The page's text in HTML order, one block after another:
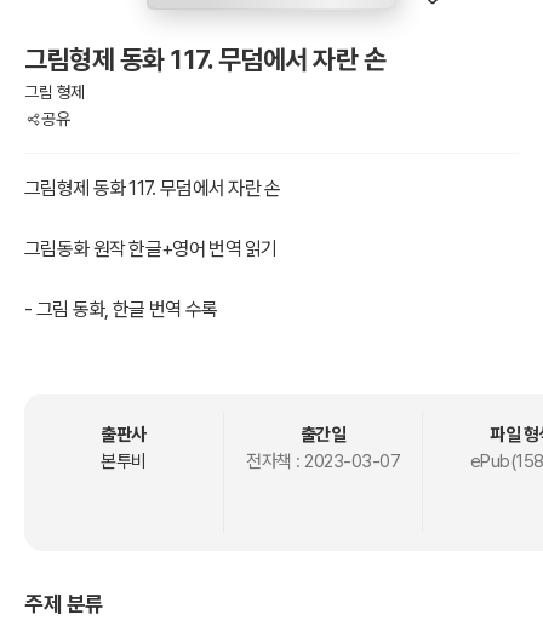
그림형제 동화 117. 무덤에서 자란 손
그림 형제
공유
그림형제 동화 117. 무덤에서 자란 손
그림동화 원작 한글+영어 번역 읽기
- 그림 동화, 한글 번역 수록
제목은 '그림 형제에 의해 수집된 아이들과 가정의 민화'출판을 거듭하
면서 새로운 이야기가 추가 되면서 어린이에게 적합하지 않은 성적인
도 널리 읽히고 있다.
출판사
본투비
출간일
전자책 : 2023-03-07
파일 형
주제 분류